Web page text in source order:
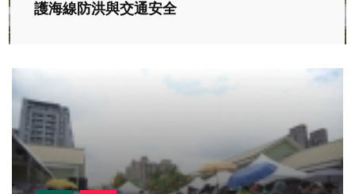
護海線防洪與交通安全